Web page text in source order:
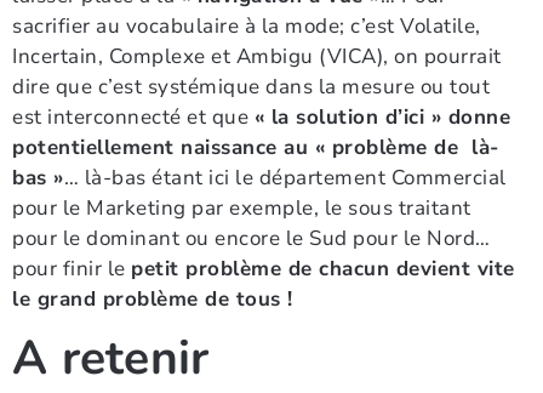
sacrifier au vocabulaire à la mode; c’est Volatile,
Incertain, Complexe et Ambigu (VICA), on pourrait
dire que c’est systémique dans la mesure ou tout
est interconnecté et que « la solution d’ici » donne
potentiellement naissance au « problème de là-
bas »… là-bas étant ici le département Commercial
pour le Marketing par exemple, le sous traitant
pour le dominant ou encore le Sud pour le Nord…
pour finir le petit problème de chacun devient vite
le grand problème de tous !
A retenir